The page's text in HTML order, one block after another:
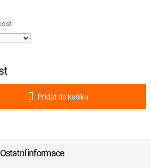
Přidat do košíku
Ostatní informace